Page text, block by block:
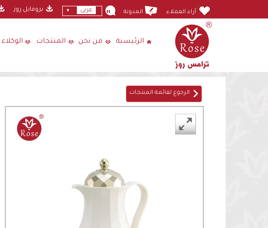
آراء العملاء المدونة عربى بروفايل روز
الرئيسية من نحن المنتجات الوكلاء
الرجوع لقائمة المنتجات